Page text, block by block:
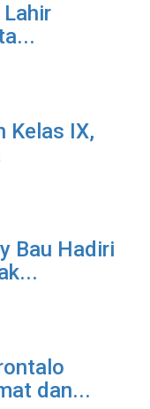
Kelas IX,
Bau Hadiri
dan...